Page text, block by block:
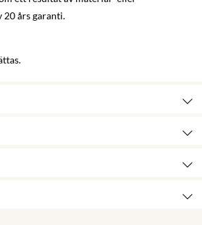
20 års garanti.